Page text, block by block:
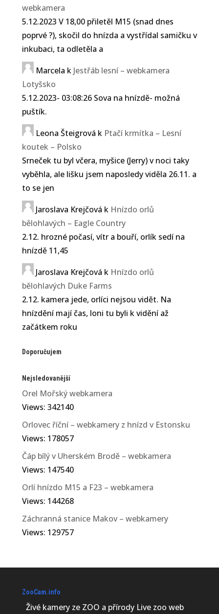
webkamera
5.12.2023 V 18,00 přiletěl M15 (snad dnes
poprvé ?), skočil do hnízda a vystřídal samičku v
inkubaci, ta odletěla a
Marcela k Jestřáb lesní – webkamera
Lotyšsko
5.12.2023- 03:08:26 Sova na hnízdě- možná
puštík.
Leona Šteigrová k Ptačí krmítka – Lesní
koutek – Polsko
Srneček tu byl včera, myšice (Jerry) v noci taky
vyběhla, ale lišku jsem naposledy viděla 26.11. a
to se jen
Jaroslava Krejčová k Hnízdo orlů
bělohlavých – Eagle Country
2.12. hrozné počasí, vítr a bouří, orlík sedí na
hnízdě 11,45
Jaroslava Krejčová k Hnízdo orlů
bělohlavých Duke Farms
2.12. kamera jede, orlíci nejsou vidět. Na
hnízdění mají čas, loni tu byli k vidění až
začátkem roku
Doporučujem
Nejsledovanější
Orel Mořský webkamera
Views: 342140
Orlovec říční – webkamery z hnízd v Estonsku
Views: 178057
Čáp bílý v Uherském Brodě – webkamera
Views: 147540
Orlí hnízdo M15 a F23 – webkamera
Views: 144268
Záchranná stanice Makov – webkamery
Views: 129757
ZooCam.info
Živé kamery ze ZOO a přírody Live zoo web